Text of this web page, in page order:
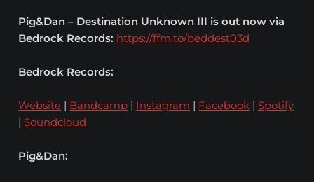
Pig&Dan – Destination Unknown III is out now via
Bedrock Records: https://ffm.to/beddest03d
Bedrock Records:
Website | Bandcamp | Instagram | Facebook | Spotify
| Soundcloud
Pig&Dan: